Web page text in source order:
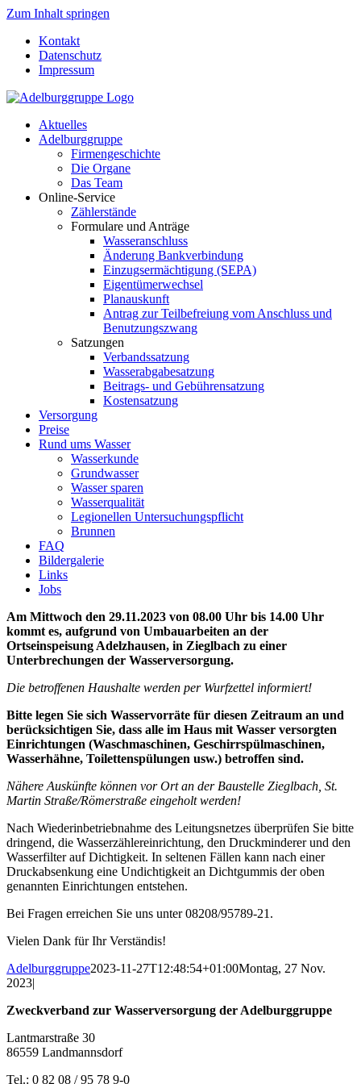
Zum Inhalt springen
Kontakt
Datenschutz
Impressum
Aktuelles
Adelburggruppe
Firmengeschichte
Die Organe
Das Team
Online-Service
Zählerstände
Formulare und Anträge
Wasseranschluss
Änderung Bankverbindung
Einzugsermächtigung (SEPA)
Eigentümerwechsel
Planauskunft
Antrag zur Teilbefreiung vom Anschluss und
Benutzungszwang
Satzungen
Verbandssatzung
Wasserabgabesatzung
Beitrags- und Gebührensatzung
Kostensatzung
Versorgung
Preise
Rund ums Wasser
Wasserkunde
Grundwasser
Wasser sparen
Wasserqualität
Legionellen Untersuchungspflicht
Brunnen
FAQ
Bildergalerie
Links
Jobs
Am Mittwoch den 29.11.2023 von 08.00 Uhr bis 14.00 Uhr
kommt es, aufgrund von Umbauarbeiten an der
Ortseinspeisung Adelzhausen, in Zieglbach zu einer
Unterbrechungen der Wasserversorgung.
Die betroffenen Haushalte werden per Wurfzettel informiert!
Bitte legen Sie sich Wasservorräte für diesen Zeitraum an und
berücksichtigen Sie, dass alle im Haus mit Wasser versorgten
Einrichtungen (Waschmaschinen, Geschirrspülmaschinen,
Wasserhähne, Toilettenspülungen usw.) betroffen sind.
Nähere Auskünfte können vor Ort an der Baustelle Zieglbach, St.
Martin Straße/Römerstraße eingeholt werden!
Nach Wiederinbetriebnahme des Leitungsnetzes überprüfen Sie bitte
dringend, die Wasserzählereinrichtung, den Druckminderer und den
Wasserfilter auf Dichtigkeit. In seltenen Fällen kann nach einer
Druckabsenkung eine Undichtigkeit an Dichtgummis der oben
genannten Einrichtungen entstehen.
Bei Fragen erreichen Sie uns unter 08208/95789-21.
Vielen Dank für Ihr Verständis!
Adelburggruppe2023-11-27T12:48:54+01:00Montag, 27 Nov.
2023|
Zweckverband zur Wasserversorgung der Adelburggruppe
Lantmarstraße 30
86559 Landmannsdorf
Tel.: 0 82 08 / 95 78 9-0